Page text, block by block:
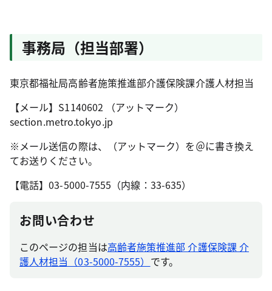
事務局（担当部署）
東京都福祉局高齢者施策推進部介護保険課介護人材担当
【メール】S1140602 （アットマーク）
section.metro.tokyo.jp
※メール送信の際は、（アットマーク）を＠に書き換え
てお送りください。
【電話】03-5000-7555（内線：33-635）
お問い合わせ
このページの担当は高齢者施策推進部 介護保険課 介
護人材担当（03-5000-7555） です。